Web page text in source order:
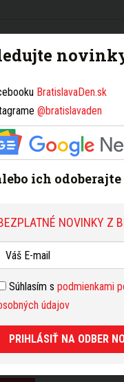
NÁS NA
TÉME
Hasičský a
RAZ TÝŽDENNE:
a potvrdzujem, že
BratislavaDen.sk
@bratislavaden
ich
NOVINKY Z
Súhlasím s podmienkami
údajov
PRIHLÁSIŤ NA ODBER